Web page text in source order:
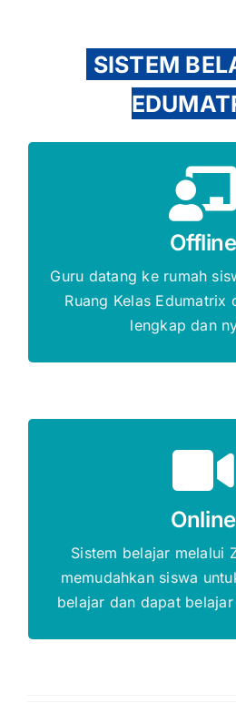
SISTEM
Offline
Guru datang ke rumah
Ruang Kelas Edumatrix
lengkap dan
Gratis Biaya
DAFTAR
Online
Sistem belajar melalui
memudahkan siswa
belajar dan dapat
DAFTAR